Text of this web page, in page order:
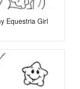
Equestria Girl